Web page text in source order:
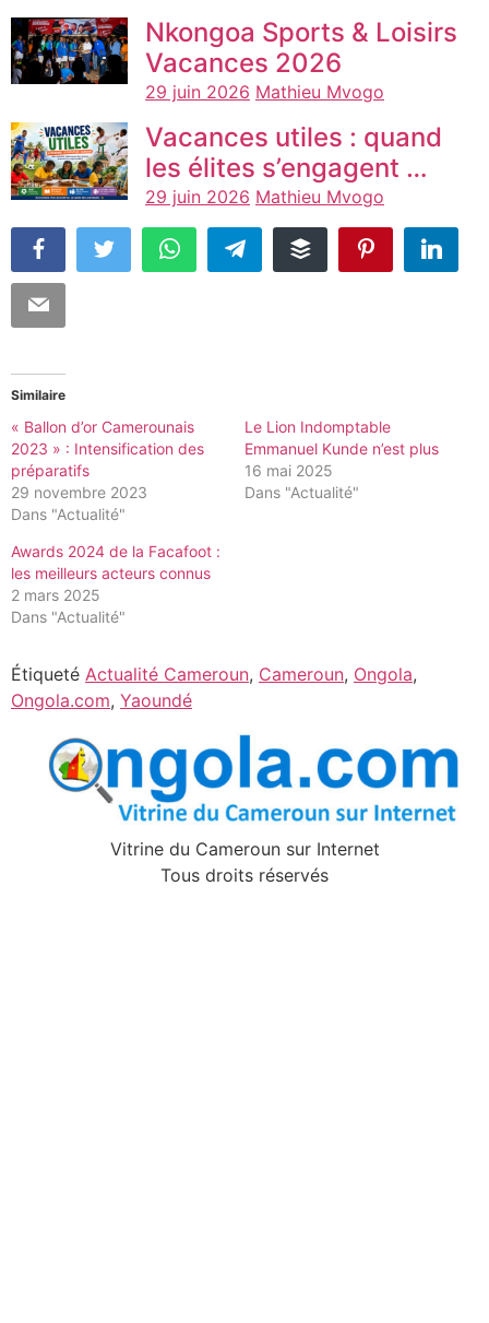
Nkongoa Sports & Loisirs
Vacances 2026
29 juin 2026 Mathieu Mvogo
Vacances utiles : quand
les élites s’engagent …
29 juin 2026 Mathieu Mvogo
Similaire
« Ballon d’or Camerounais
2023 » : Intensification des
préparatifs
29 novembre 2023
Dans "Actualité"
Le Lion Indomptable
Emmanuel Kunde n’est plus
16 mai 2025
Dans "Actualité"
Awards 2024 de la Facafoot :
les meilleurs acteurs connus
2 mars 2025
Dans "Actualité"
Étiqueté Actualité Cameroun, Cameroun, Ongola,
Ongola.com, Yaoundé
Vitrine du Cameroun sur Internet
Tous droits réservés